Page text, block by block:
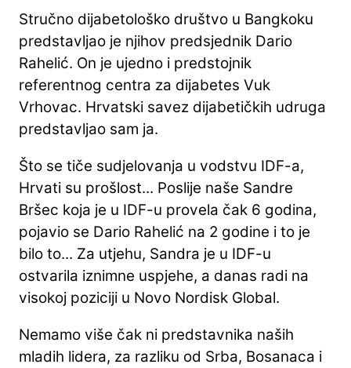
Stručno dijabetološko društvo u Bangkoku
predstavljao je njihov predsjednik Dario
Rahelić. On je ujedno i predstojnik
referentnog centra za dijabetes Vuk
Vrhovac. Hrvatski savez dijabetičkih udruga
predstavljao sam ja.
Što se tiče sudjelovanja u vodstvu IDF-a,
Hrvati su prošlost... Poslije naše Sandre
Bršec koja je u IDF-u provela čak 6 godina,
pojavio se Dario Rahelić na 2 godine i to je
bilo to... Za utjehu, Sandra je u IDF-u
ostvarila iznimne uspjehe, a danas radi na
visokoj poziciji u Novo Nordisk Global.
Nemamo više čak ni predstavnika naših
mladih lidera, za razliku od Srba, Bosanaca i